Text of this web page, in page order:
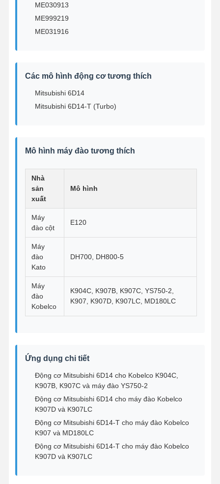
Kiểm Soát
Chất Lượng
Liên Hệ
Chat Ngay
Bộ phận động cơ máy đào MITSUBISHI
Phụ tùng động cơ Caterpillar
Các bộ phận động cơ Kubota
YANMAR Bộ phận động cơ
Bộ phận động cơ máy đào DOOSAN
ME030913
ME999219
ME031916
Các mô hình động cơ tương thích
Mitsubishi 6D14
Mitsubishi 6D14-T (Turbo)
Mô hình máy đào tương thích
Nhà
sản
xuất
Mô hình
Máy
đào cột
E120
Máy
đào
Kato
DH700, DH800-5
Máy
đào
Kobelco
K904C, K907B, K907C, YS750-2,
K907, K907D, K907LC, MD180LC
Ứng dụng chi tiết
Động cơ Mitsubishi 6D14 cho Kobelco K904C,
K907B, K907C và máy đào YS750-2
Động cơ Mitsubishi 6D14 cho máy đào Kobelco
K907D và K907LC
Động cơ Mitsubishi 6D14-T cho máy đào Kobelco
K907 và MD180LC
Động cơ Mitsubishi 6D14-T cho máy đào Kobelco
K907D và K907LC